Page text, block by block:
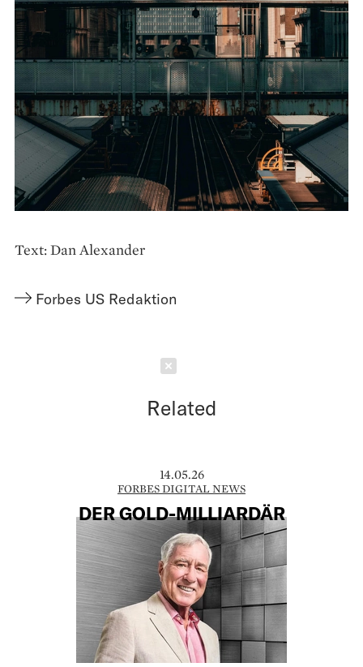
Text: Dan Alexander
Forbes US Redaktion
Related
14.05.26
FORBES DIGITAL NEWS
DER GOLD-MILLIARDÄR